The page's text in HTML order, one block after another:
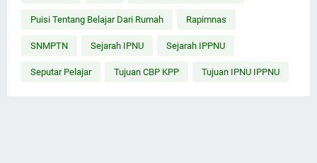
Puisi Tentang Belajar Dari Rumah Rapimnas
SNMPTN Sejarah IPNU Sejarah IPPNU
Seputar Pelajar Tujuan CBP KPP Tujuan IPNU IPPNU